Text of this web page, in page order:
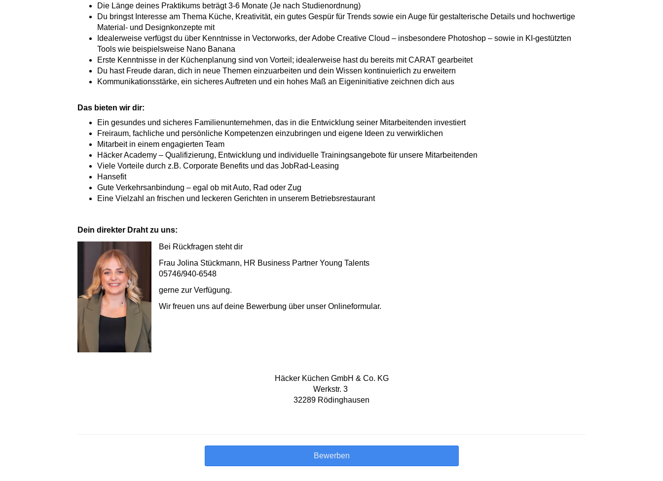
Die Länge deines Praktikums beträgt 3-6 Monate (Je nach Studienordnung)
Du bringst Interesse am Thema Küche, Kreativität, ein gutes Gespür für Trends sowie ein Auge für gestalterische Details und hochwertige
Material- und Designkonzepte mit
Idealerweise verfügst du über Kenntnisse in Vectorworks, der Adobe Creative Cloud – insbesondere Photoshop – sowie in KI-gestützten
Tools wie beispielsweise Nano Banana
Erste Kenntnisse in der Küchenplanung sind von Vorteil; idealerweise hast du bereits mit CARAT gearbeitet
Du hast Freude daran, dich in neue Themen einzuarbeiten und dein Wissen kontinuierlich zu erweitern
Kommunikationsstärke, ein sicheres Auftreten und ein hohes Maß an Eigeninitiative zeichnen dich aus
Das bieten wir dir:
Ein gesundes und sicheres Familienunternehmen, das in die Entwicklung seiner Mitarbeitenden investiert
Freiraum, fachliche und persönliche Kompetenzen einzubringen und eigene Ideen zu verwirklichen
Mitarbeit in einem engagierten Team
Häcker Academy – Qualifizierung, Entwicklung und individuelle Trainingsangebote für unsere Mitarbeitenden
Viele Vorteile durch z.B. Corporate Benefits und das JobRad-Leasing
Hansefit
Gute Verkehrsanbindung – egal ob mit Auto, Rad oder Zug
Eine Vielzahl an frischen und leckeren Gerichten in unserem Betriebsrestaurant
Dein direkter Draht zu uns:
Bei Rückfragen steht dir
​Frau Jolina Stückmann, HR Business Partner Young Talents
05746/940-6548
gerne zur Verfügung.
Wir freuen uns auf deine Bewerbung über unser Onlineformular.
Häcker Küchen GmbH & Co. KG
Werkstr. 3
32289 Rödinghausen
Bewerben